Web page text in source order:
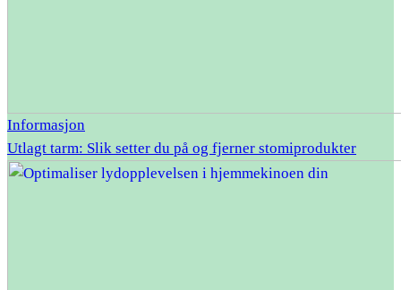
Informasjon
Utlagt tarm: Slik setter du på og fjerner stomiprodukter